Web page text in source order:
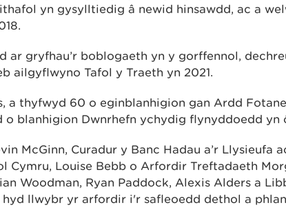
yn gysylltiedig â newid hinsawdd, ac a
ar gryfhau’r boblogaeth yn y gorffennol,
ailgyflwyno Tafol y Traeth yn 2021.
a thyfwyd 60 o eginblanhigion gan Ardd
o blanhigion Dwnrhefn ychydig flynyddoedd yn
McGinn, Curadur y Banc Hadau a’r Llysieufa
Cymru, Louise Bebb o Arfordir Treftadaeth
Woodman, Ryan Paddock, Alexis Alders a
hyd llwybr yr arfordir i'r safleoedd dethol a